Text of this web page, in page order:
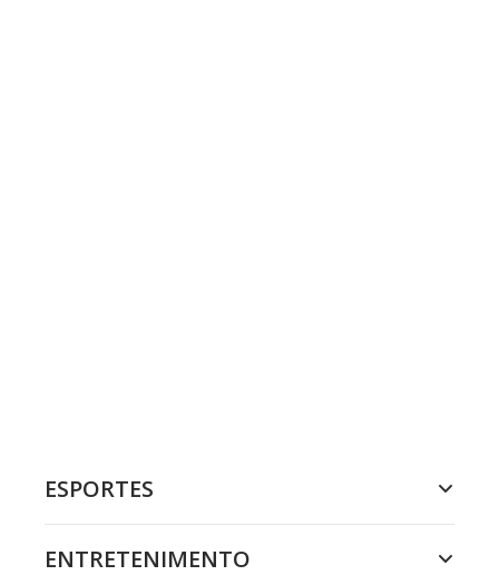
ESPORTES
ENTRETENIMENTO